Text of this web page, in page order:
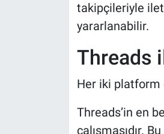
takipçileriyle
yararlanabilir.
Threads
Her iki platform
Threads’in en
çalışmasıdır.